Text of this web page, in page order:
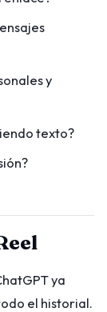
y
texto?
ya
el historial.